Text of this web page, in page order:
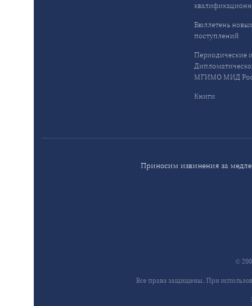
Бюллетень новых
поступлений
Периодические
МГИМО МИД
Книги
Приносим извинения за
©
Все права защищены. При